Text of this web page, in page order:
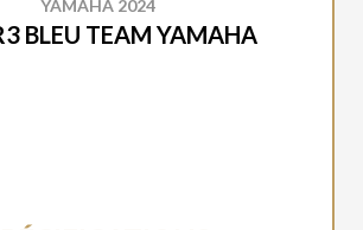
YAMAHA 2024
BLEU TEAM YAMAHA